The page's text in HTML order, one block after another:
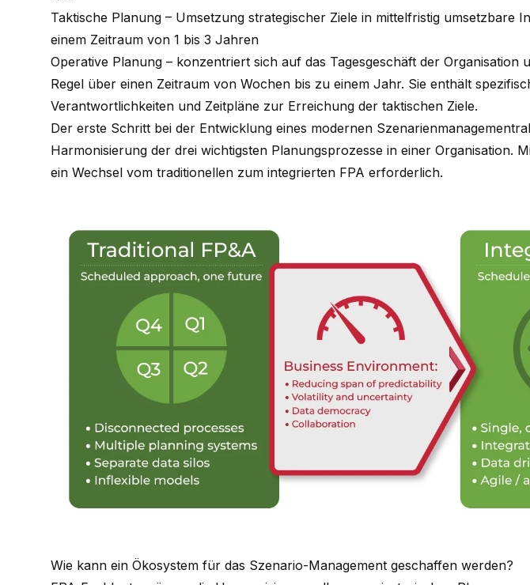
Taktische Planung – Umsetzung strategischer Ziele in mittelfristig umsetzbare
einem Zeitraum von 1 bis 3 Jahren
Operative Planung – konzentriert sich auf das Tagesgeschäft der Organisation
Regel über einen Zeitraum von Wochen bis zu einem Jahr. Sie enthält
Verantwortlichkeiten und Zeitpläne zur Erreichung der taktischen Ziele.
Der erste Schritt bei der Entwicklung eines modernen
Harmonisierung der drei wichtigsten Planungsprozesse in einer Organisation.
ein Wechsel vom traditionellen zum integrierten FPA erforderlich.
Wie kann ein Ökosystem für das Szenario-Management geschaffen werden?